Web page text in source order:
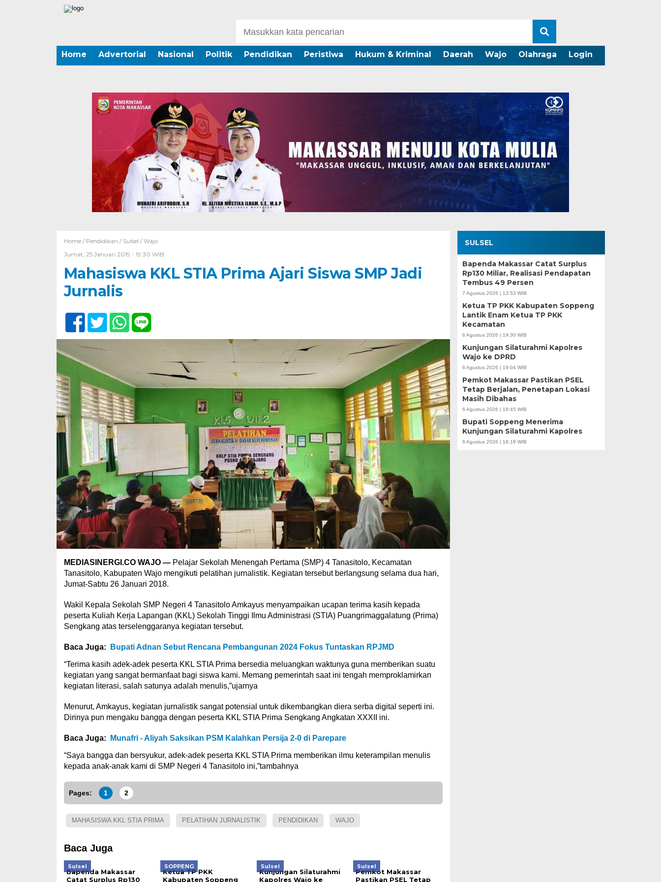
Home Advertorial Nasional Politik Pendidikan Peristiwa Hukum & Kriminal Daerah Wajo Olahraga Login
Home / Pendidikan / Sulsel / Wajo
Jumat, 25 Januari 2019 - 19:30 WIB
Mahasiswa KKL STIA Prima Ajari Siswa SMP Jadi
Jurnalis
MEDIASINERGI.CO WAJO —Pelajar Sekolah Menengah Pertama (SMP) 4 Tanasitolo, Kecamatan
Tanasitolo, Kabupaten Wajo mengikuti pelatihan jurnalistik. Kegiatan tersebut berlangsung selama dua hari,
Jumat-Sabtu 26 Januari 2018.
Wakil Kepala Sekolah SMP Negeri 4 Tanasitolo Amkayus menyampaikan ucapan terima kasih kepada
peserta Kuliah Kerja Lapangan (KKL) Sekolah Tinggi Ilmu Administrasi (STIA) Puangrimaggalatung (Prima)
Sengkang atas terselenggaranya kegiatan tersebut.
Baca Juga: Bupati Adnan Sebut Rencana Pembangunan 2024 Fokus Tuntaskan RPJMD
“Terima kasih adek-adek peserta KKL STIA Prima bersedia meluangkan waktunya guna memberikan suatu
kegiatan yang sangat bermanfaat bagi siswa kami. Memang pemerintah saat ini tengah memproklamirkan
kegiatan literasi, salah satunya adalah menulis,”ujarnya
Menurut, Amkayus, kegiatan jurnalistik sangat potensial untuk dikembangkan diera serba digital seperti ini.
Dirinya pun mengaku bangga dengan peserta KKL STIA Prima Sengkang Angkatan XXXII ini.
Baca Juga: Munafri - Aliyah Saksikan PSM Kalahkan Persija 2-0 di Parepare
“Saya bangga dan bersyukur, adek-adek peserta KKL STIA Prima memberikan ilmu keterampilan menulis
kepada anak-anak kami di SMP Negeri 4 Tanasitolo ini,”tambahnya
Pages: 1 2
MAHASISWA KKL STIA PRIMA PELATIHAN JURNALISTIK PENDIDIKAN WAJO
Baca Juga
Sulsel
Bapenda Makassar
Catat Surplus Rp130
SOPPENG
Ketua TP PKK
Kabupaten Soppeng
Sulsel
Kunjungan Silaturahmi
Kapolres Wajo ke
Sulsel
Pemkot Makassar
Pastikan PSEL Tetap
SULSEL
Bapenda Makassar Catat Surplus
Rp130 Miliar, Realisasi Pendapatan
Tembus 49 Persen
7 Agustus 2026 | 13:53 WIB
Ketua TP PKK Kabupaten Soppeng
Lantik Enam Ketua TP PKK
Kecamatan
6 Agustus 2026 | 19:30 WIB
Kunjungan Silaturahmi Kapolres
Wajo ke DPRD
6 Agustus 2026 | 19:04 WIB
Pemkot Makassar Pastikan PSEL
Tetap Berjalan, Penetapan Lokasi
Masih Dibahas
6 Agustus 2026 | 18:45 WIB
Bupati Soppeng Menerima
Kunjungan Silaturahmi Kapolres
6 Agustus 2026 | 18:18 WIB